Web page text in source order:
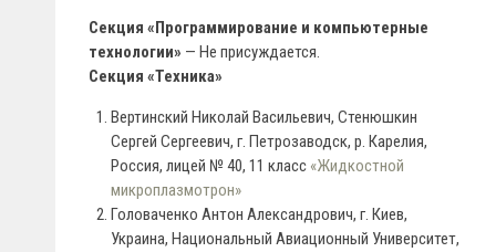
Секция «Программирование и компьютерные
технологии» — Не присуждается.
Секция «Техника»
Вертинский Николай Васильевич, Стенюшкин
Сергей Сергеевич, г. Петрозаводск, р. Карелия,
Россия, лицей № 40, 11 класс «Жидкостной
микроплазмотрон»
Головаченко Антон Александрович, г. Киев,
Украина, Национальный Авиационный Университет,